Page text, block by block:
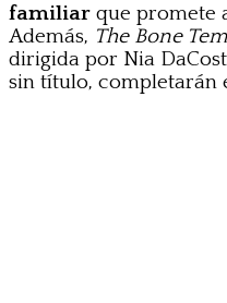
familiar que promete
Además, The Bone
dirigida por Nia
sin título, completarán